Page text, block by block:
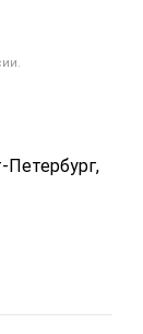
Петербург,